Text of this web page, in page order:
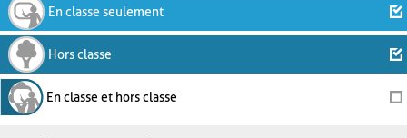
En classe seulement
Hors classe
En classe et hors classe